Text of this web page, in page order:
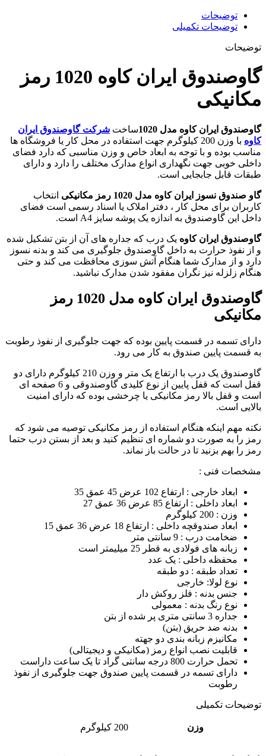
توضیحات
توضیحات تکمیلی
توضیحات
گاوصندوق ایران کاوه 1020 رمز
مکانیکی
گاوصندوق ایران کاوه مدل 1020 ساخت شرکت گاوصندوق ایران
کاوه
با وزن 200 کیلوگرم جهت استفاده در محل کار یا فروشگاه ها
مناسب بوده و با توجه به ابعاد خاص و وزن مناسبی که دارد فضای
داخلی خوبی جهت نگهداری انواع مدارک مختلف را دارد و دارای
طبقات قابل جابجایی است.
گاو صندوق نسوز ایران کاوه مدل 1020 رمز مکانیکی
انتخاب
کاربران برای محل کار ، دفتر املاک یا اسناد رسمی است فضای
داخل این گاوصندوق به اندازه یک پوشه سایز A4 است.
گاوصندوق ایران کاوه یک درب که جداره های آن از بتن تشکیل شده
و از نفوذ حرارت به داخل گاوصندوق جلوگیری می کند و بدنه نسوز
دارد و از مدارک شما هنگام آتش سوزی محافظت می کند و حتی
هنگام زلزله نیز نگران مفقود شدن مدارک نباشید.
گاوصندوق ایران کاوه مدل 1020 رمز
مکانیکی
دارای تسمه در قسمت پایین بوده که جهت جلوگیری از نفوذ رطوبت
به قسمت پایین صندوق به کار می رود.
گاوصندوق یک درب با ارتفاع یک متر و وزن 210 کیلوگرم دارای دو
قفل است که قفل پایین از نوع کلیدی گاوصندوقی و 6 صفحه ای
است و قفل بالا رمز مکانیکی یا چرخشی بوده که دارای امنیت
بالایی است.
نکته مهم اینکه هنگام استفاده از رمز مکانیکی توصیه می شود که
رمز را به صورت دو شماره ای تنظیم کنید و بعد از بستن درب حتما
رمز را بهم بزنید تا در حالت باز نماند.
مشخصات فنی :
ابعاد خارجی : ارتفاع 102 عرض 45 عمق 35
ابعاد داخلی : ارتفاع 85 عرض 36 عمق 27
وزن : 200 کیلوگرم
ابعاد صندوقچه داخلی : ارتفاع 18 عرض 36 عمق 15
ضخامت درب : 9 سانتی متر
زبانه های فولادی به قطر 25 میلیمتر است
محفظه داخلی : یک عدد
تعداد طبقه : دو طبقه
نوع لولا: خارجی
جنس بدنه : فلز روکش دار
نوع رنگ بدنه : معمولی
جداره 3 سانتی متری پر شده از بتن
بدنه ضد حریق (بتن)
مکانیزم زبانه بندی دو جهته
قابلیت نصب انواع رمز (مکانیکی و دیجیتالی)
تحمل حرارت 800 درجه سانتی گراد تا یک ساعت داراست
دارای تسمه در قسمت پایین صندوق جهت جلوگیری از نفوذ
رطوبت
توضیحات تکمیلی
وزن 200 کیلوگرم